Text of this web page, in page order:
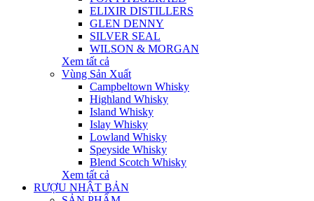
ELIXIR DISTILLERS
GLEN DENNY
SILVER SEAL
WILSON & MORGAN
Xem tất cả
Vùng Sản Xuất
Campbeltown Whisky
Highland Whisky
Island Whisky
Islay Whisky
Lowland Whisky
Speyside Whisky
Blend Scotch Whisky
Xem tất cả
RƯỢU NHẬT BẢN